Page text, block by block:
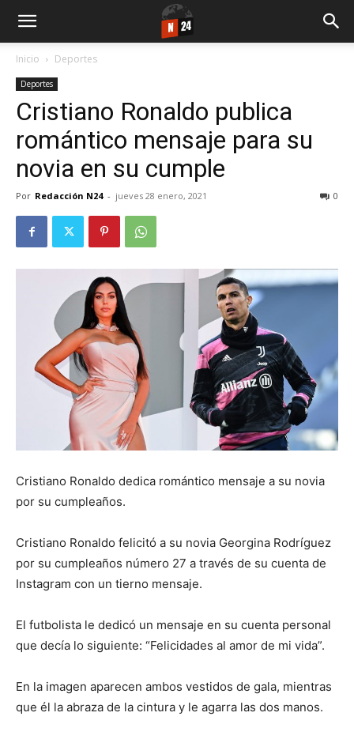
Inicio Deportes
Deportes
Cristiano Ronaldo publica
romántico mensaje para su
novia en su cumple
Por Redacción N24 - jueves 28 enero, 2021 0
Cristiano Ronaldo dedica romántico mensaje a su novia
por su cumpleaños.
Cristiano Ronaldo felicitó a su novia Georgina Rodríguez
por su cumpleaños número 27 a través de su cuenta de
Instagram con un tierno mensaje.
El futbolista le dedicó un mensaje en su cuenta personal
que decía lo siguiente: “Felicidades al amor de mi vida”.
En la imagen aparecen ambos vestidos de gala, mientras
que él la abraza de la cintura y le agarra las dos manos.